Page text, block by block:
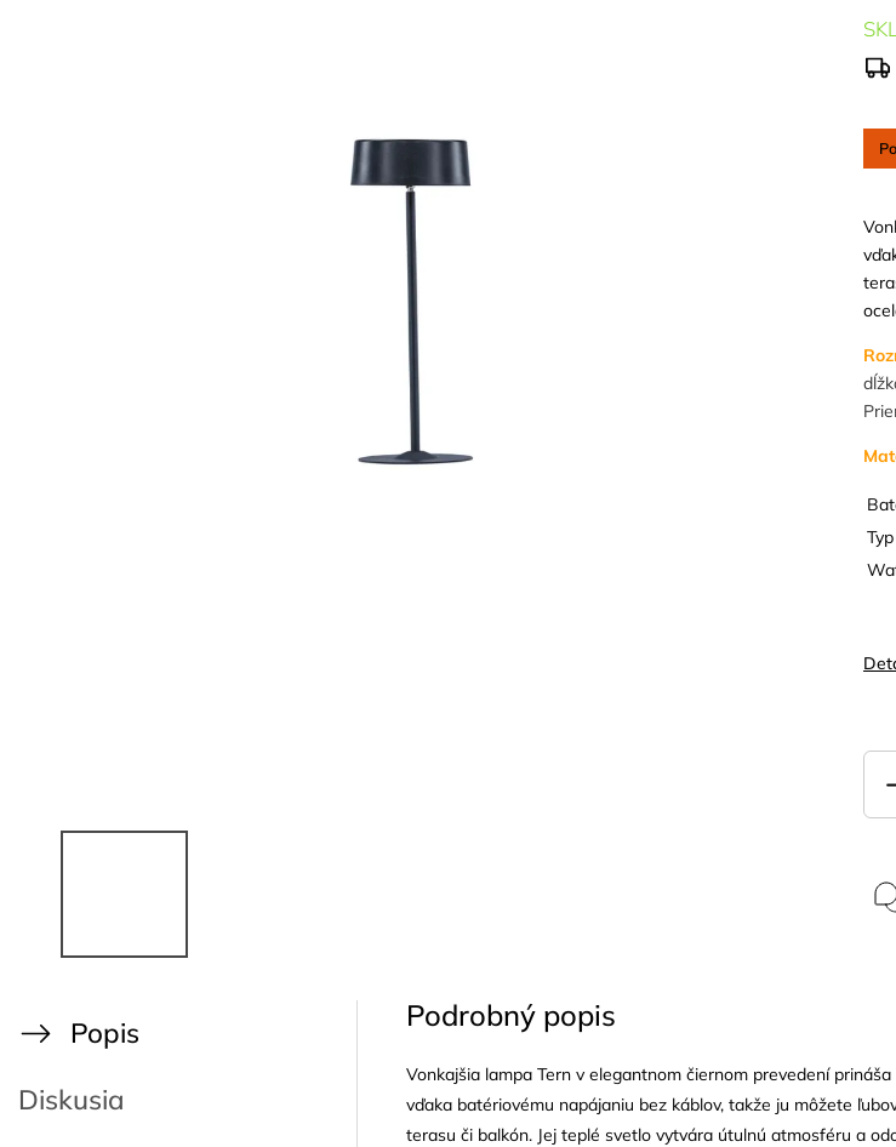
Popis
Diskusia
Podrobný popis
Vonkajšia lampa Tern v elegantnom čiernom prevedení
vďaka batériovému napájaniu bez káblov, takže ju môžete
terasu či balkón. Jej teplé svetlo vytvára útulnú atmosféru a